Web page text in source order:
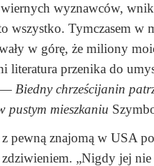
wyznawców,
wszystko. Tymczasem w
w górę, że miliony
literatura przenika do
— Biedny chrześcijanin
pustym mieszkaniu
znajomą w USA
zdziwieniem. „Nigdy jej